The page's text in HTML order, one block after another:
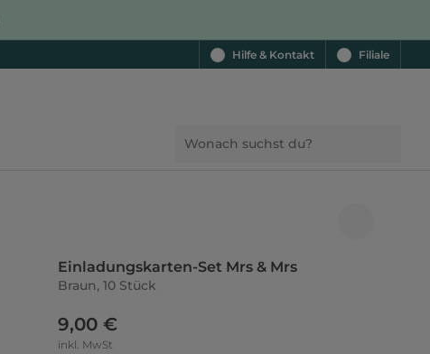
Hilfe & Kontakt Filiale
Einladungskarten-Set Mrs & Mrs
Braun, 10 Stück
9,00 €
inkl. MwSt